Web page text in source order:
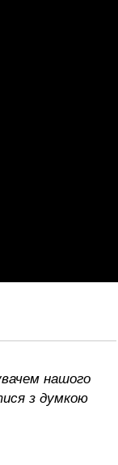
нашого
з думкою